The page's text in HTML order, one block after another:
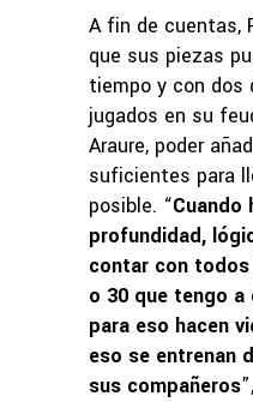
A fin de cuentas,
que sus piezas
tiempo y con dos
jugados en su
Araure, poder
suficientes para
posible. “Cuando
profundidad,
contar con
o 30 que tengo
para eso hacen
eso se entrenan
sus compañeros